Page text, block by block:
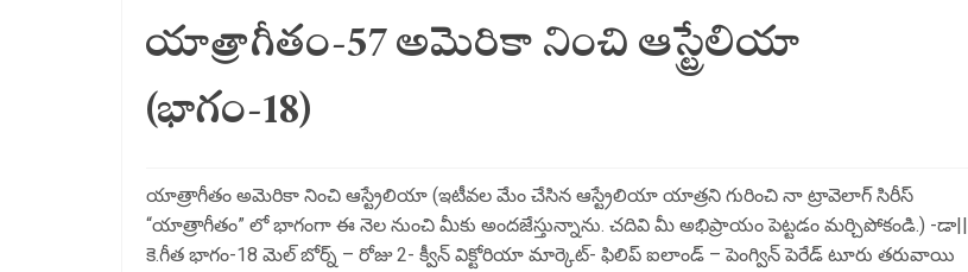
యాత్రాగీతం-57 అమెరికా నించి ఆస్ట్రేలియా
(భాగం-18)
యాత్రాగీతం అమెరికా నించి ఆస్ట్రేలియా (ఇటీవల మేం చేసిన ఆస్ట్రేలియా యాత్రని గురించి నా ట్రావెలాగ్ సిరీస్
“యాత్రాగీతం” లో భాగంగా ఈ నెల నుంచి మీకు అందజేస్తున్నాను. చదివి మీ అభిప్రాయం పెట్టడం మర్చిపోకండి.) -డా||
కె.గీత భాగం-18 మెల్ బోర్న్ – రోజు 2- క్వీన్ విక్టోరియా మార్కెట్- ఫిలిప్ ఐలాండ్ – పెంగ్విన్ పెరేడ్ టూరు తరువాయి